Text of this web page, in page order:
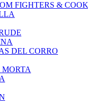
FIGHTERS &
DEL CORRO